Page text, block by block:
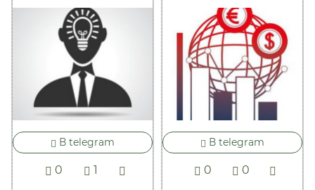
В telegram
0 1
В telegram
0 0